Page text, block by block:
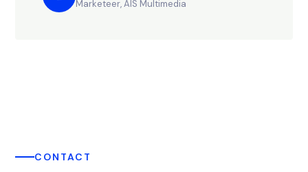
Marketeer, AIS Multimedia
CONTACT